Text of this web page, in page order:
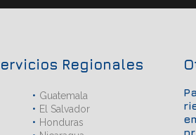
Regionales
Guatemala
El Salvador
Honduras